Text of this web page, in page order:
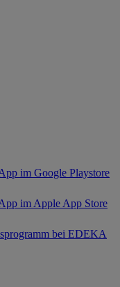
im Google Playstore
im Apple App Store
bei EDEKA